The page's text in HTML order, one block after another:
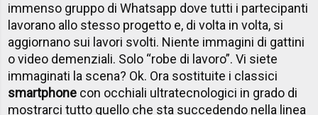
immenso gruppo di Whatsapp dove tutti i partecipanti
lavorano allo stesso progetto e, di volta in volta, si
aggiornano sui lavori svolti. Niente immagini di gattini
o video demenziali. Solo “robe di lavoro”. Vi siete
immaginati la scena? Ok. Ora sostituite i classici
smartphone con occhiali ultratecnologici in grado di
mostrarci tutto quello che sta succedendo nella linea